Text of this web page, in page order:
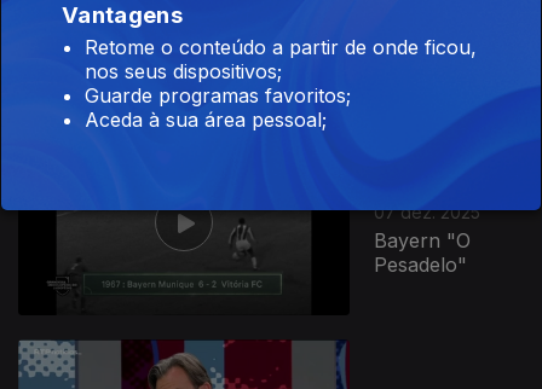
Vingança Cruijff
07 dez. 2025
Bayern "O
Pesadelo"
Vantagens
Retome o conteúdo a partir de onde ficou,
nos seus dispositivos;
Guarde programas favoritos;
Aceda à sua área pessoal;